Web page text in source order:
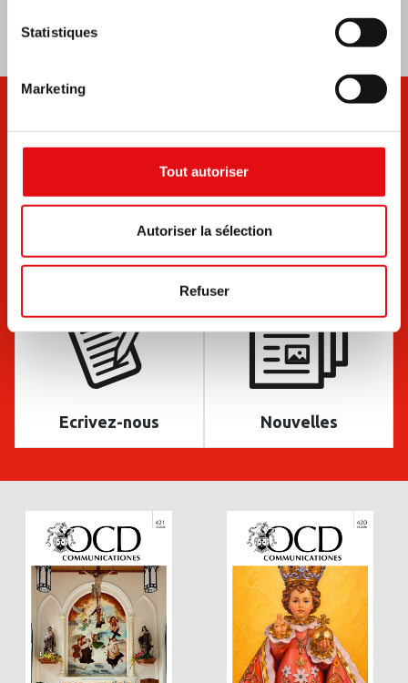
Statistiques
Marketing
Tout autoriser
Autoriser la sélection
Refuser
Documents Bulletins
Ecrivez-nous Nouvelles